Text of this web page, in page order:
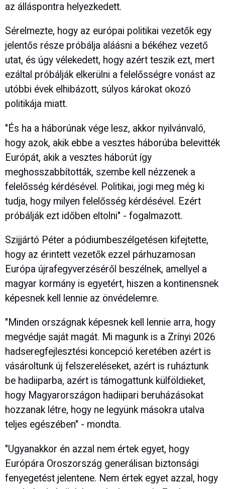
az álláspontra helyezkedett.
Sérelmezte, hogy az európai politikai vezetők egy
jelentős része próbálja aláásni a békéhez vezető
utat, és úgy vélekedett, hogy azért teszik ezt, mert
ezáltal próbálják elkerülni a felelősségre vonást az
utóbbi évek elhibázott, súlyos károkat okozó
politikája miatt.
"És ha a háborúnak vége lesz, akkor nyilvánvaló,
hogy azok, akik ebbe a vesztes háborúba belevitték
Európát, akik a vesztes háborút így
meghosszabbították, szembe kell nézzenek a
felelősség kérdésével. Politikai, jogi meg még ki
tudja, hogy milyen felelősség kérdésével. Ezért
próbálják ezt időben eltolni" - fogalmazott.
Szijjártó Péter a pódiumbeszélgetésen kifejtette,
hogy az érintett vezetők ezzel párhuzamosan
Európa újrafegyverzéséről beszélnek, amellyel a
magyar kormány is egyetért, hiszen a kontinensnek
képesnek kell lennie az önvédelemre.
"Minden országnak képesnek kell lennie arra, hogy
megvédje saját magát. Mi magunk is a Zrínyi 2026
hadseregfejlesztési koncepció keretében azért is
vásároltunk új felszereléseket, azért is ruháztunk
be hadiiparba, azért is támogattunk külföldieket,
hogy Magyarországon hadiipari beruházásokat
hozzanak létre, hogy ne legyünk másokra utalva
teljes egészében" - mondta.
"Ugyanakkor én azzal nem értek egyet, hogy
Európára Oroszország generálisan biztonsági
fenyegetést jelentene. Nem értek egyet azzal, hogy